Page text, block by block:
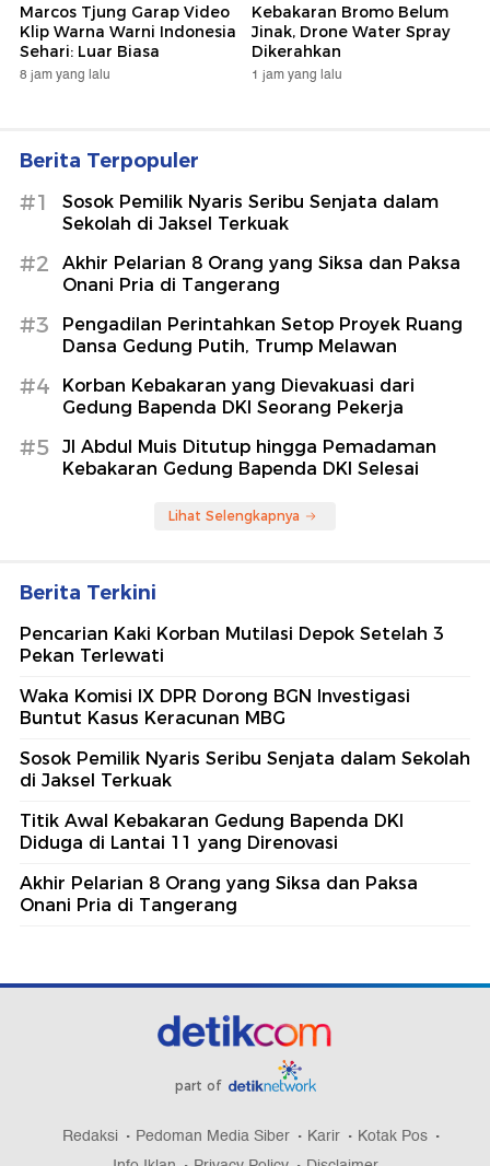
Marcos Tjung Garap Video
Klip Warna Warni Indonesia
Sehari: Luar Biasa
8 jam yang lalu
Kebakaran Bromo Belum
Jinak, Drone Water Spray
Dikerahkan
1 jam yang lalu
Berita Terpopuler
#1
Sosok Pemilik Nyaris Seribu Senjata dalam
Sekolah di Jaksel Terkuak
#2
Akhir Pelarian 8 Orang yang Siksa dan Paksa
Onani Pria di Tangerang
#3
Pengadilan Perintahkan Setop Proyek Ruang
Dansa Gedung Putih, Trump Melawan
#4
Korban Kebakaran yang Dievakuasi dari
Gedung Bapenda DKI Seorang Pekerja
#5
Jl Abdul Muis Ditutup hingga Pemadaman
Kebakaran Gedung Bapenda DKI Selesai
Lihat Selengkapnya
Berita Terkini
Pencarian Kaki Korban Mutilasi Depok Setelah 3
Pekan Terlewati
Waka Komisi IX DPR Dorong BGN Investigasi
Buntut Kasus Keracunan MBG
Sosok Pemilik Nyaris Seribu Senjata dalam Sekolah
di Jaksel Terkuak
Titik Awal Kebakaran Gedung Bapenda DKI
Diduga di Lantai 11 yang Direnovasi
Akhir Pelarian 8 Orang yang Siksa dan Paksa
Onani Pria di Tangerang
part of
Redaksi Pedoman Media Siber Karir
Kotak Pos